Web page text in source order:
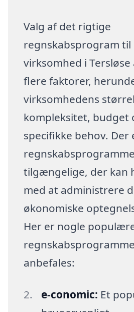
Valg af det rigtige
regnskabsprogram til
virksomhed i
flere faktorer,
virksomhedens
kompleksitet, budget
specifikke behov. Der
tilgængelige, der kan
med at administrere
økonomiske
Her er nogle
anbefales:
e-conomic: Et